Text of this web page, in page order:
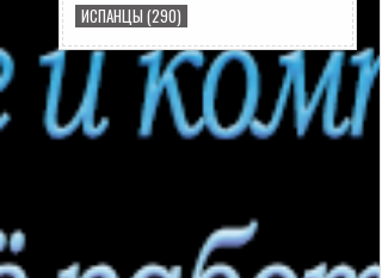
ИСПАНЦЫ (290)